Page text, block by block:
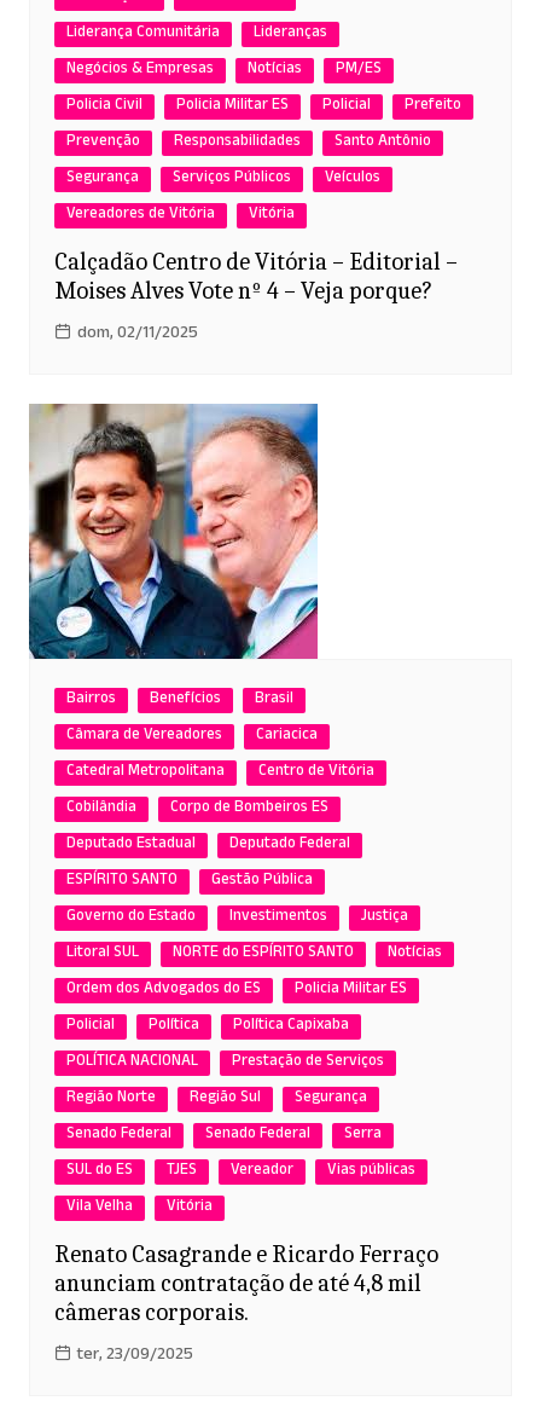
Liderança Comunitária
Lideranças
Negócios & Empresas
Notícias
PM/ES
Policia Civil
Policia Militar ES Policial
Prefeito
Prevenção
Responsabilidades
Santo Antônio
Segurança
Serviços Públicos
Veículos
Vereadores de Vitória
Vitória
Calçadão Centro de Vitória – Editorial –
Moises Alves Vote nº 4 – Veja porque?
dom, 02/11/2025
Bairros Benefícios
Brasil
Câmara de Vereadores
Cariacica
Catedral Metropolitana
Centro de Vitória
Cobilândia
Corpo de Bombeiros ES
Deputado Estadual
Deputado Federal
ESPÍRITO SANTO
Gestão Pública
Governo do Estado
Investimentos
Justiça
Litoral SUL
NORTE do ESPÍRITO SANTO
Notícias
Ordem dos Advogados do ES
Policia Militar ES
Policial
Política
Política Capixaba
POLÍTICA NACIONAL
Prestação de Serviços
Região Norte
Região Sul
Segurança
Senado Federal
Senado Federal
Serra
SUL do ES
TJES Vereador
Vias públicas
Vila Velha
Vitória
Renato Casagrande e Ricardo Ferraço
anunciam contratação de até 4,8 mil
câmeras corporais.
ter, 23/09/2025